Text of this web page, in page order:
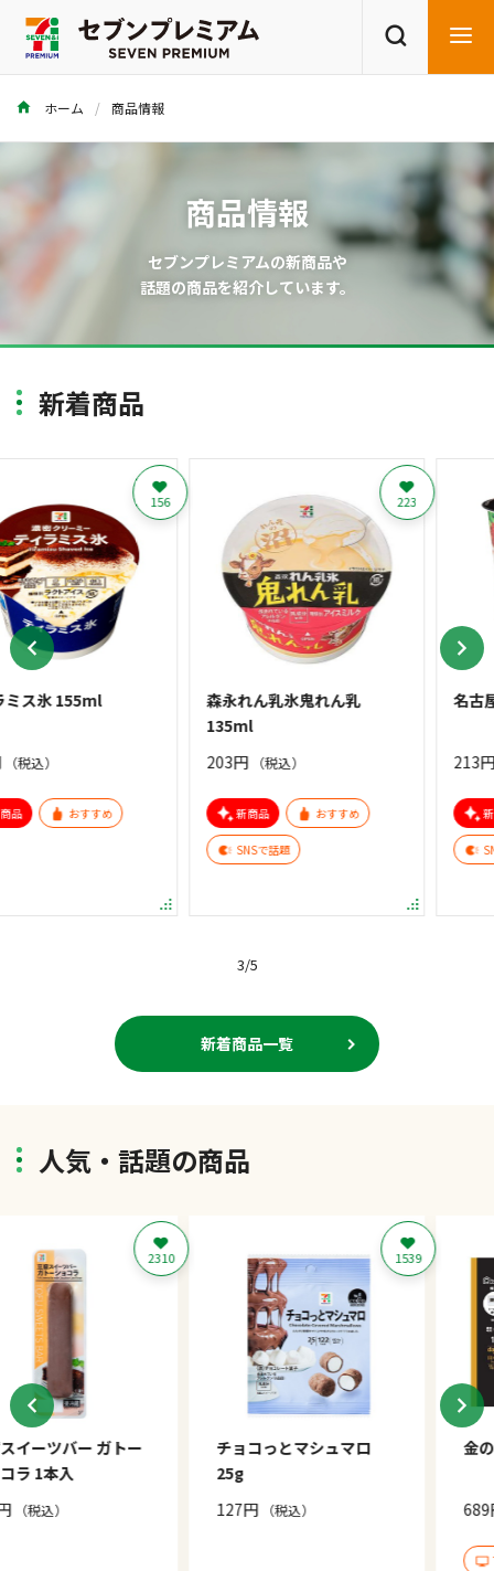
ホーム 商品情報
商品情報
セブンプレミアムの新商品や
話題の商品を紹介しています。
新着商品
おすすめ
森永れん乳氷鬼れん乳
（税込）
新商品 おすすめ
SNSで話題
223
名古屋台湾
（税込）
新商品
SNSで話題
3/5
新着商品一覧
人気・話題の商品
ー ガトー
チョコっとマシュマロ
（税込）
1539
金のマルゲ
（税込
TVで話題